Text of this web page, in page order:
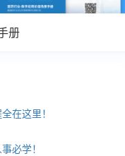
册
在这里！
必学！